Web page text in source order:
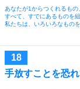
あなたが1からつくれるもの
すべて、すでにあるものを
私たちは、いろいろなもの
手放すことを恐れ